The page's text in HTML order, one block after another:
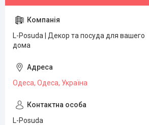
L-Posuda | Декор та посуда для вашего
дома
Одеса, Одеса, Україна
L-Posuda